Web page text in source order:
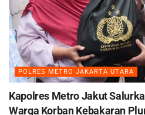
POLRES METRO JAKARTA UTARA
Kapolres Metro Jakut
Warga Korban Kebakaran